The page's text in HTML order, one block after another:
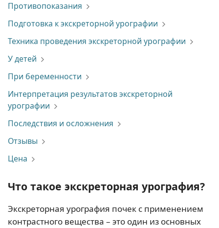
Противопоказания
Подготовка к экскреторной урографии
Техника проведения экскреторной урографии
У детей
При беременности
Интерпретация результатов экскреторной
урографии
Последствия и осложнения
Отзывы
Цена
Что такое экскреторная урография?
Экскреторная урография почек с применением
контрастного вещества – это один из основных